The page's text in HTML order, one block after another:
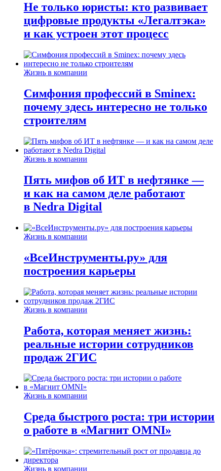
Не только юристы: кто развивает
цифровые продукты «Легалтэка»
и как устроен этот процесс
Жизнь в компании
Симфония профессий в Sminex:
почему здесь интересно не только
строителям
Жизнь в компании
Пять мифов об ИТ в нефтянке —
и как на самом деле работают
в Nedra Digital
Жизнь в компании
«ВсеИнструменты.ру» для
построения карьеры
Жизнь в компании
Работа, которая меняет жизнь:
реальные истории сотрудников
продаж 2ГИС
Жизнь в компании
Среда быстрого роста: три истории
о работе в «Магнит OMNI»
Жизнь в компании